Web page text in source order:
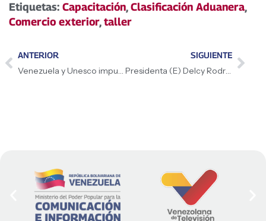
Etiquetas: Capacitación,Clasificación Aduanera,
Comercio exterior,taller
ANTERIOR
Venezuela y Unesco impulsan plan universitario de Afrovenezolanidad
SIGUIENTE
Presidenta (E) Delcy Rodríguez designa a Paula Henao como ministra de Hidrocarburos